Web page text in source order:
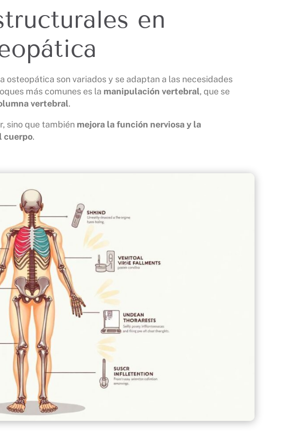
en
son variados y se adaptan a las necesidades
más comunes es la manipulación vertebral, que se
vertebral.
sino que también mejora la función nerviosa y la
cuerpo.